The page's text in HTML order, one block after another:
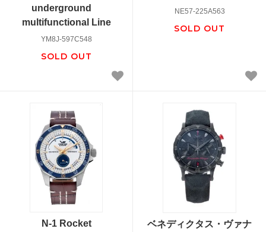
underground
multifunctional Line
YM8J-597C548
SOLD OUT
NE57-225A563
SOLD OUT
N-1 Rocket
ベネディクタス・ヴァナ